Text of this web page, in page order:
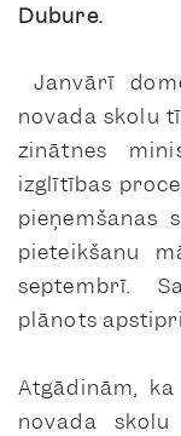
Dubure.
Janvārī
novada skolu
zinātnes
izglītības
pieņemšanas
pieteikšanu
septembrī.
plānots
Atgādinām,
novada